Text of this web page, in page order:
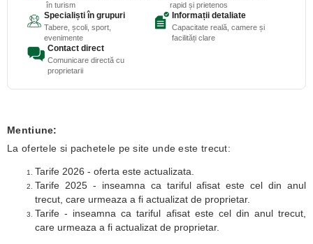
în turism
rapid și prietenos
Specialiști în grupuri
Tabere, școli, sport,
evenimente
Informații detaliate
Capacitate reală, camere și
facilități clare
Contact direct
Comunicare directă cu
proprietarii
Mentiune:
La ofertele si pachetele pe site unde este trecut:
Tarife 2026 - oferta este actualizata.
Tarife 2025 - inseamna ca tariful afisat este cel din anul
trecut, care urmeaza a fi actualizat de proprietar.
Tarife - inseamna ca tariful afisat este cel din anul trecut,
care urmeaza a fi actualizat de proprietar.